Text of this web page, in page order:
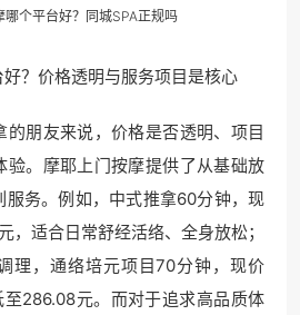
哪个平台好？同城SPA正规吗
？价格透明与服务项目是核心
的朋友来说，价格是否透明、项目
验。摩耶上门按摩提供了从基础放
服务。例如，中式推拿60分钟，现
，适合日常舒经活络、全身放松；
理，通络培元项目70分钟，现价
286.08元。而对于追求高品质体